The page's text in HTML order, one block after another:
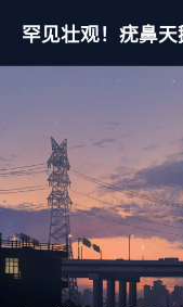
罕见壮观！疣鼻